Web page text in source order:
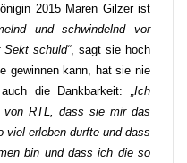
2015 Maren Gilzer ist
und schwindelnd vor
schuld“, sagt sie hoch
gewinnen kann, hat sie nie
die Dankbarkeit:
„Ich
von RTL, dass sie mir das
viel erleben durfte und dass
bin und dass ich die so